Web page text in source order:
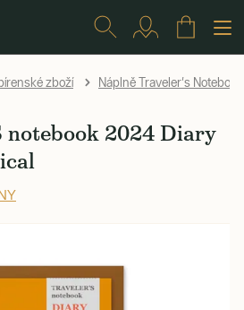
zboží Náplně Traveler's Notebook
2024 Diary